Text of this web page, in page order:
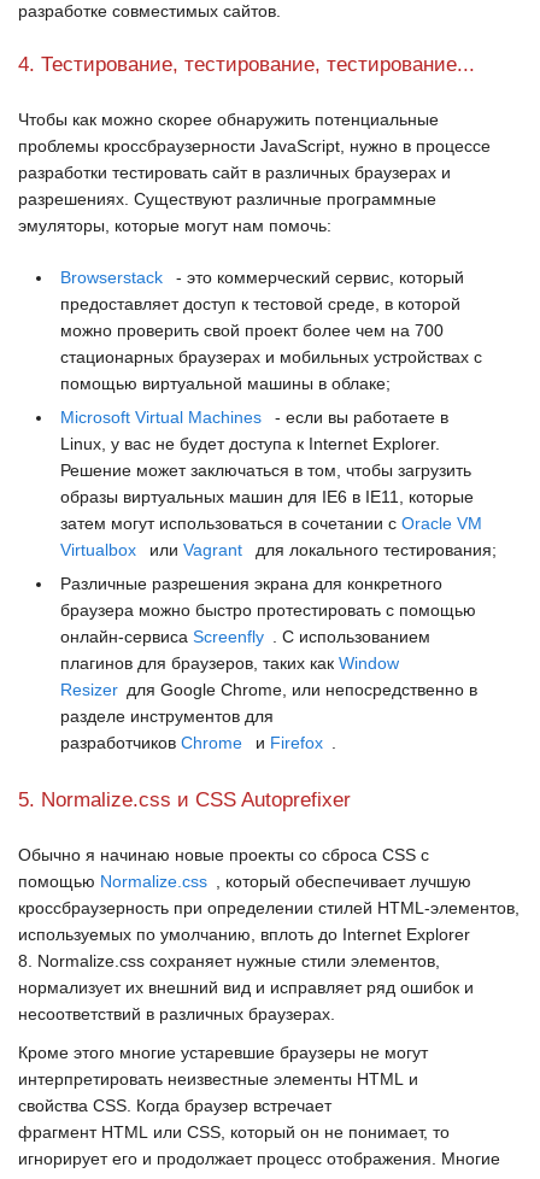
разработке совместимых сайтов.
4. Тестирование, тестирование, тестирование...
Чтобы как можно скорее обнаружить потенциальные
проблемы кроссбраузерности JavaScript , нужно в процессе
разработки тестировать сайт в различных браузерах и
разрешениях. Существуют различные программные
эмуляторы, которые могут нам помочь:
Browserstack
- это коммерческий сервис, который
предоставляет доступ к тестовой среде, в которой
можно проверить свой проект более чем на 700
стационарных браузерах и мобильных устройствах с
помощью виртуальной машины в облаке;
Microsoft Virtual Machines
- если вы работаете в
Linux, у вас не будет доступа к Internet Explorer.
Решение может заключаться в том, чтобы загрузить
образы виртуальных машин для IE6 в IE11
, которые
затем могут использоваться в сочетании с Oracle VM
Virtualbox
или Vagrant
для локального тестирования;
Различные разрешения экрана для конкретного
браузера можно быстро протестировать с помощью
онлайн-сервиса Screenfly
. С использованием
плагинов для браузеров, таких как Window
Resizer для Google Chrome , или непосредственно в
разделе инструментов для
разработчиков Chrome и Firefox
5. Normalize.css и CSS Autoprefixer
Обычно я начинаю новые проекты со сброса CSS с
помощью Normalize.css
, который обеспечивает лучшую
кроссбраузерность при определении стилей HTML-элементов
используемых по умолчанию, вплоть до Internet Explorer
8
Normalize.css сохраняет нужные стили элементов,
нормализует их внешний вид и исправляет ряд ошибок и
несоответствий в различных браузерах.
Кроме этого многие устаревшие браузеры не могут
интерпретировать неизвестные элементы HTML
и
свойства CSS . Когда браузер встречает
фрагмент HTML или CSS , который он не понимает, то
игнорирует его и продолжает процесс отображения. Многие